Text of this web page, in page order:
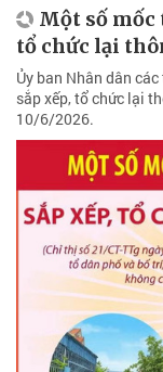
Một số mốc
tổ chức lại
Ủy ban Nhân dân
sắp xếp, tổ chức lại
10/6/2026.